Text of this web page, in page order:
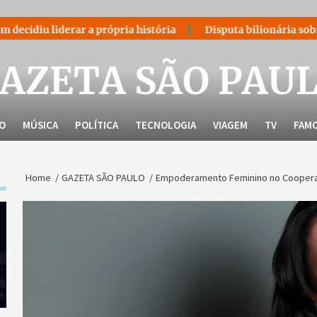
a própria história Disputa bilionária sobre royalties do
SÃO
MÚSICA POLÍTICA TECNOLOGIA VIAGEM TV
Home GAZETA SÃO PAULO Empoderamento Feminino no